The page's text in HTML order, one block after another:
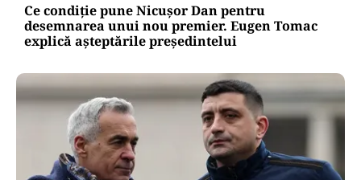
Ce condiție pune Nicușor Dan pentru
desemnarea unui nou premier. Eugen Tomac
explică așteptările președintelui